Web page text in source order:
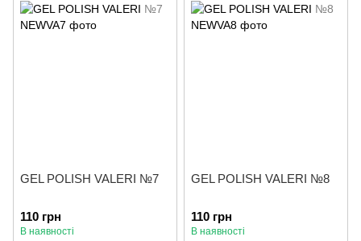
GEL POLISH VALERI №7
110 грн
В наявності
GEL POLISH VALERI №8
110 грн
В наявності